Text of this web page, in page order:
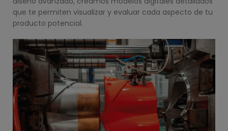
que te permiten visualizar y evaluar cada aspecto de tu
producto potencial.